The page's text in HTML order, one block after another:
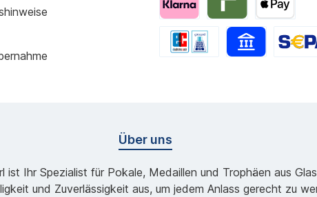
Über uns
Ihr Spezialist für Pokale, Medaillen und Trophäen aus
und Zuverlässigkeit aus, um jedem Anlass gerecht zu